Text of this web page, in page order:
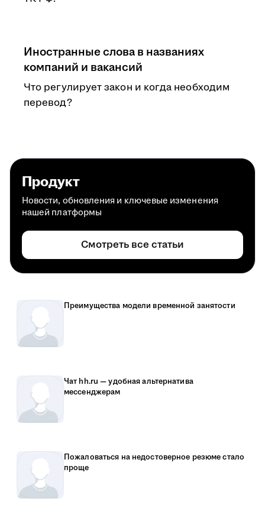
Иностранные слова в названиях
компаний и вакансий
Что регулирует закон и когда необходим
перевод?
Продукт
Новости, обновления и ключевые изменения
нашей платформы
Смотреть все статьи
Преимущества модели временной занятости
Чат hh.ru — удобная альтернатива
мессенджерам
Пожаловаться на недостоверное резюме стало
проще